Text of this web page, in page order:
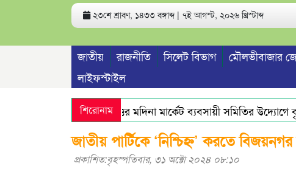
২৩শে শ্রাবণ, ১৪৩৩ বঙ্গাব্দ | ৭ই আগস্ট, ২০২৬ খ্রিস্টাব্দ
জাতীয় রাজনীতি সিলেট বিভাগ মৌলভীবাজার
লাইফস্টাইল
শিরোনাম
বৃহত্তর মদিনা মার্কেট ব্যবসায়ী সমিতির উদ্যোগে
জাতীয় পার্টিকে ‘নিশ্চিহ্ন’ করতে
প্রকাশিত:বৃহস্পতিবার, ৩১ অক্টো ২০২৪ ০৮:১০